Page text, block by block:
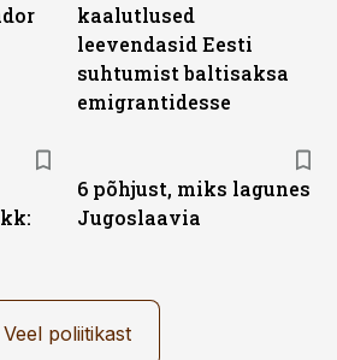
kaalutlused
leevendasid Eesti
suhtumist baltisaksa
emigrantidesse
6 põhjust, miks lagunes
Jugoslaavia
Veel poliitikast